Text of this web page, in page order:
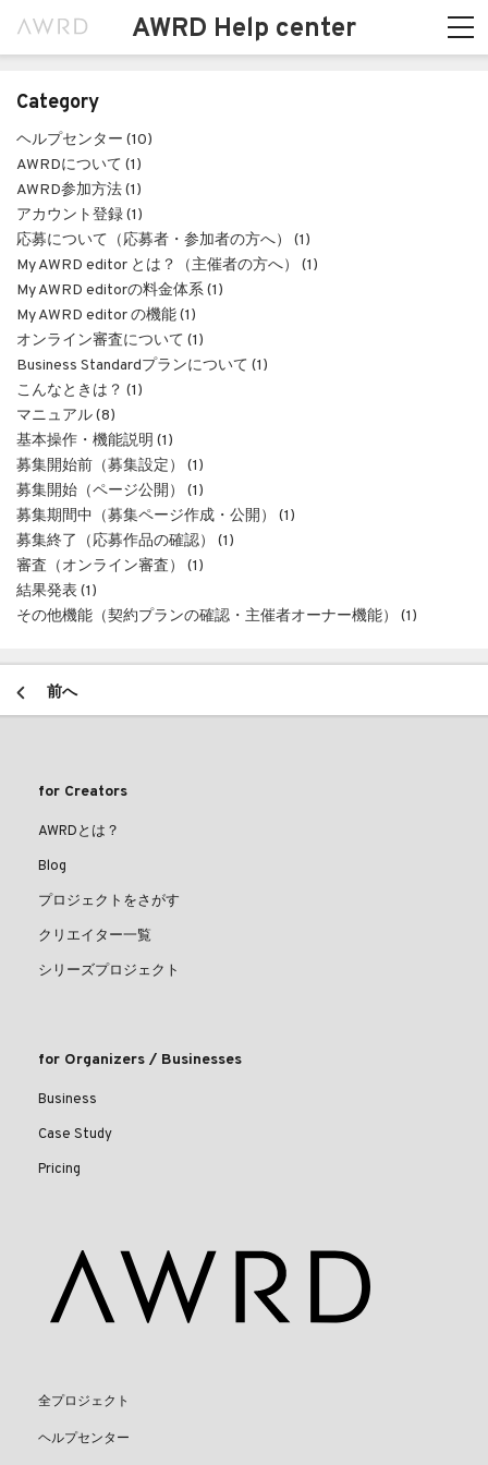
AWRD Help center
Category
ヘルプセンター (10)
AWRDについて (1)
AWRD参加方法 (1)
アカウント登録 (1)
応募について（応募者・参加者の方へ） (1)
My AWRD editor とは？（主催者の方へ） (1)
My AWRD editorの料金体系 (1)
My AWRD editor の機能 (1)
オンライン審査について (1)
Business Standardプランについて (1)
こんなときは？ (1)
マニュアル (8)
基本操作・機能説明 (1)
募集開始前（募集設定） (1)
募集開始（ページ公開） (1)
募集期間中（募集ページ作成・公開） (1)
募集終了（応募作品の確認） (1)
審査（オンライン審査） (1)
結果発表 (1)
その他機能（契約プランの確認・主催者オーナー機能） (1)
前へ
for Creators
AWRDとは？
Blog
プロジェクトをさがす
クリエイター一覧
シリーズプロジェクト
for Organizers / Businesses
Business
Case Study
Pricing
全プロジェクト
ヘルプセンター